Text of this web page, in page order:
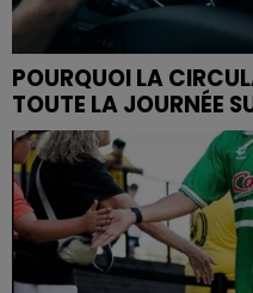
POURQUOI LA
TOUTE LA JOURNÉE